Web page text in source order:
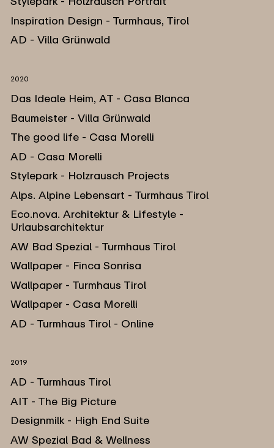
Inspiration Design - Turmhaus, Tirol
AD - Villa Grünwald
2020
Das Ideale Heim, AT - Casa Blanca
Baumeister - Villa Grünwald
The good life - Casa Morelli
AD - Casa Morelli
Stylepark - Holzrausch Projects
Alps. Alpine Lebensart - Turmhaus Tirol
Eco.nova. Architektur & Lifestyle -
Urlaubsarchitektur
AW Bad Spezial - Turmhaus Tirol
Wallpaper - Finca Sonrisa
Wallpaper - Turmhaus Tirol
Wallpaper - Casa Morelli
AD - Turmhaus Tirol - Online
2019
AD - Turmhaus Tirol
AIT - The Big Picture
Designmilk - High End Suite
AW Spezial Bad & Wellness